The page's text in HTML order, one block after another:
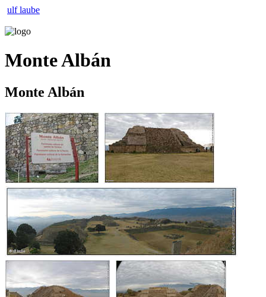
ulf laube
Monte Albán
Monte Albán